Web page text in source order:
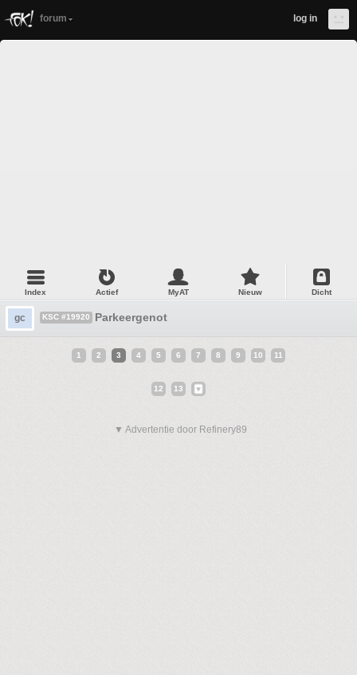
forum log in
Index Actief MyAT Nieuw Dicht
gc KSC #19920 Parkeergenot
1 2 3 4 5 6 7 8 9 10 11
12 13
▼ Advertentie door Refinery89